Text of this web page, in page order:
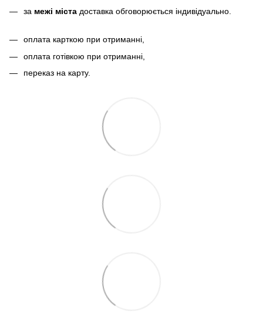
за межі міста доставка обговорюється індивідуально.
оплата карткою при отриманні,
оплата готівкою при отриманні,
переказ на карту.